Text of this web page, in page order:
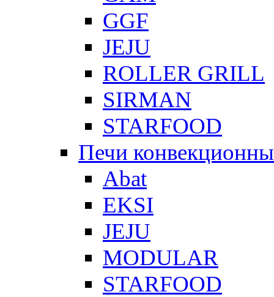
GGF
JEJU
ROLLER GRILL
SIRMAN
STARFOOD
Печи
Abat
EKSI
JEJU
MODULAR
STARFOOD